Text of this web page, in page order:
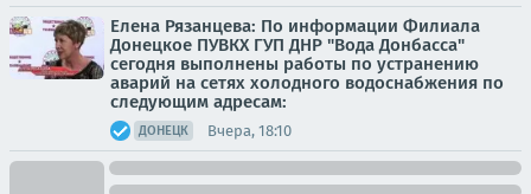
Елена Рязанцева: По информации Филиала
Донецкое ПУВКХ ГУП ДНР "Вода Донбасса"
сегодня выполнены работы по устранению
аварий на сетях холодного водоснабжения по
следующим адресам:
ДОНЕЦК Вчера, 18:10